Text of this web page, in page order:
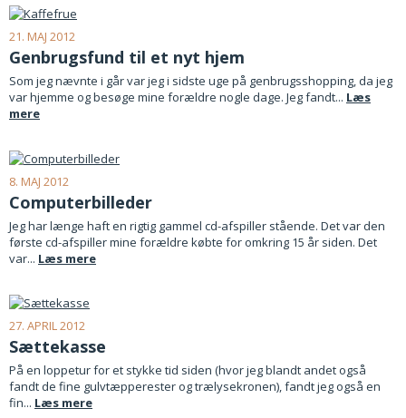
21. MAJ 2012
Genbrugsfund til et nyt hjem
Som jeg nævnte i går var jeg i sidste uge på genbrugsshopping, da jeg
var hjemme og besøge mine forældre nogle dage. Jeg fandt... Læs
mere
8. MAJ 2012
Computerbilleder
Jeg har længe haft en rigtig gammel cd-afspiller stående. Det var den
første cd-afspiller mine forældre købte for omkring 15 år siden. Det
var... Læs mere
27. APRIL 2012
Sættekasse
På en loppetur for et stykke tid siden (hvor jeg blandt andet også
fandt de fine gulvtæpperester og trælysekronen), fandt jeg også en
fin... Læs mere